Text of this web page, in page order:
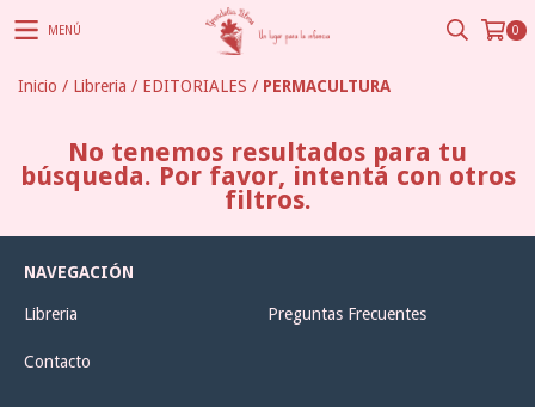
MENÚ 0
Inicio / Libreria / EDITORIALES / PERMACULTURA
No tenemos resultados para tu
búsqueda. Por favor, intentá con otros
filtros.
NAVEGACIÓN
Libreria Preguntas Frecuentes
Contacto